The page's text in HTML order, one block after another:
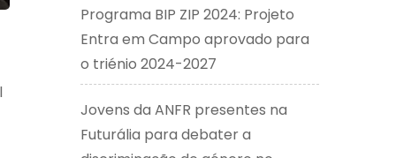
Programa BIP ZIP 2024: Projeto
Entra em Campo aprovado para
o triénio 2024-2027
Jovens da ANFR presentes na
Futurália para debater a